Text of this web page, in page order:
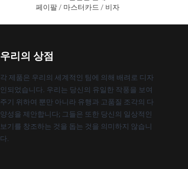
페이팔 / 마스터카드 / 비자
우리의 상점
각 제품은 우리의 세계적인 팀에 의해 배려로 디자
인되었습니다. 우리는 당신의 유일한 작풍을 보여
주기 위하여 뿐만 아니라 유행과 고품질 조각의 다
양성을 제안합니다; 그들은 또한 당신의 일상적인
보기를 창조하는 것을 돕는 것을 의미하지 않습니
다.